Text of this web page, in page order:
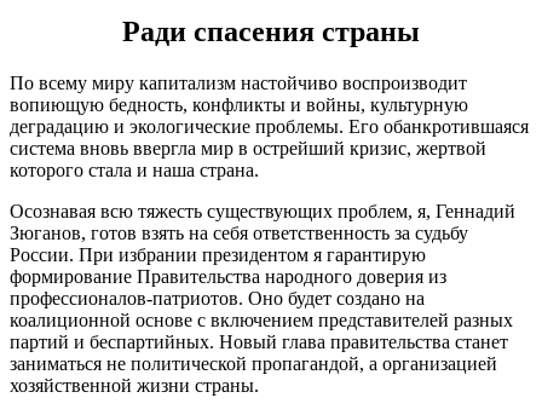
Ради спасения страны
По всему миру капитализм настойчиво воспроизводит
вопиющую бедность, конфликты и войны, культурную
деградацию и экологические проблемы. Его обанкротившаяся
система вновь ввергла мир в острейший кризис, жертвой
которого стала и наша страна.
Осознавая всю тяжесть существующих проблем, я, Геннадий
Зюганов, готов взять на себя ответственность за судьбу
России. При избрании президентом я гарантирую
формирование Правительства народного доверия из
профессионалов-патриотов. Оно будет создано на
коалиционной основе с включением представителей разных
партий и беспартийных. Новый глава правительства станет
заниматься не политической пропагандой, а организацией
хозяйственной жизни страны.